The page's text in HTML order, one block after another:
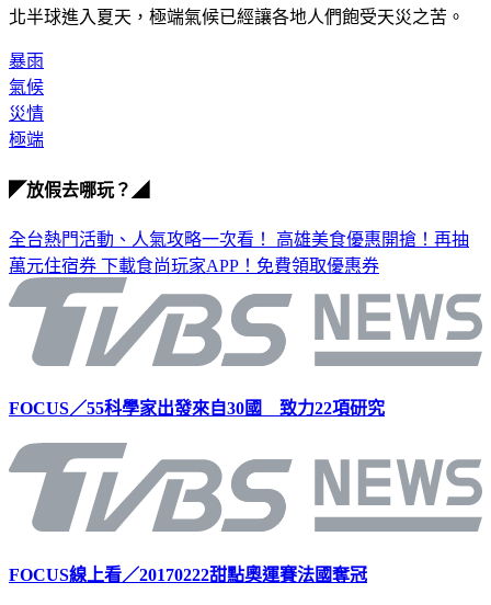
北半球進入夏天，極端氣候已經讓各地人們飽受天災之苦。
暴雨
氣候
災情
極端
◤放假去哪玩？◢
全台熱門活動、人氣攻略一次看！ 高雄美食優惠開搶！再抽
萬元住宿券 下載食尚玩家APP！免費領取優惠券
FOCUS／55科學家出發來自30國 致力22項研究
FOCUS線上看／20170222甜點奧運賽法國奪冠